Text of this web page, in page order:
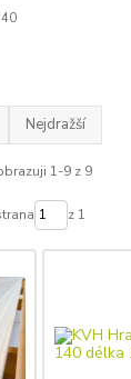
Nejdražší
1-9 z 9
z 1